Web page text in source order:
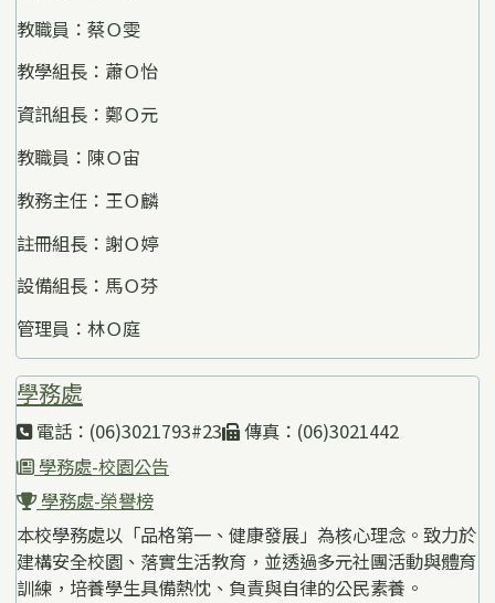
教職員：蔡Ｏ雯
教學組長：蕭Ｏ怡
資訊組長：鄭Ｏ元
教職員：陳Ｏ宙
教務主任：王Ｏ麟
註冊組長：謝Ｏ婷
設備組長：馬Ｏ芬
管理員：林Ｏ庭
學務處
電話：(06)3021793#23
傳真：(06)3021442
學務處-校園公告
學務處-榮譽榜
本校學務處以「品格第一、健康發展」為核心理念。致力於
建構安全校園、落實生活教育，並透過多元社團活動與體育
訓練，培養學生具備熱忱、負責與自律的公民素養。